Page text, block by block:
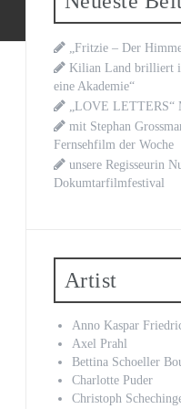
„Fritzie – Der
Kilian Land brilliert
eine Akademie“
„LOVE LETTERS“
mit Stephan
Fernsehfilm der Woche
unsere Regisseurin
Dokumtarfilmfestival
Artist
Anno Kaspar
Axel Prahl
Bettina Schoeller
Charlotte Puder
Christoph